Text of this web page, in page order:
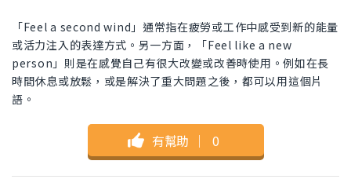
「Feel a second wind」通常指在疲勞或工作中感受到新的能量
或活力注入的表達方式。另一方面，「Feel like a new
person」則是在感覺自己有很大改變或改善時使用。例如在長
時間休息或放鬆，或是解決了重大問題之後，都可以用這個片
語。
有幫助 ｜ 0